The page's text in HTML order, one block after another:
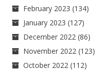
February 2023 (134)
January 2023 (127)
December 2022 (86)
November 2022 (123)
October 2022 (112)